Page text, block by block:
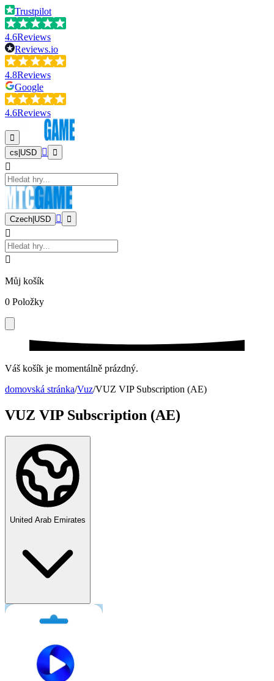
Trustpilot
4.6Reviews
Reviews.io
4.8Reviews
Google
4.6Reviews
cs USD
Czech USD
Můj košík
0 Položky
Váš košík je momentálně prázdný.
domovská stránka/Vuz/VUZ VIP Subscription (AE)
VUZ VIP Subscription (AE)
United Arab Emirates